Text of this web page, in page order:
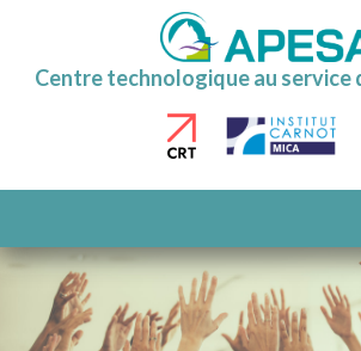
Centre technologique au service
AU
CONTENU